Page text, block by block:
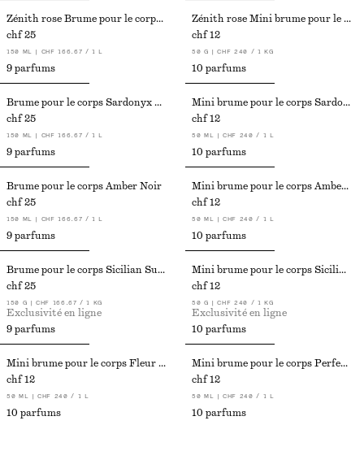
Zénith rose Brume pour le corps Pink Noon
chf 25
150 ML | CHF 166.67 / 1 L
9 parfums
Zénith rose Mini brume pour le corps Pink Noon
chf 12
50 G | CHF 240 / 1 KG
10 parfums
Brume pour le corps Sardonyx Fire
chf 25
150 ML | CHF 166.67 / 1 L
9 parfums
Mini brume pour le corps Sardonyx Fire
chf 12
50 ML | CHF 240 / 1 L
10 parfums
Brume pour le corps Amber Noir​
chf 25
150 ML | CHF 166.67 / 1 L
9 parfums
Mini brume pour le corps Amber Noir​
chf 12
50 ML | CHF 240 / 1 L
10 parfums
Brume pour le corps Sicilian Sunrise
chf 25
150 G | CHF 166.67 / 1 KG
9 parfums
Exclusivité en ligne
Mini brume pour le corps Sicilian Sunrise
chf 12
50 G | CHF 240 / 1 KG
10 parfums
Exclusivité en ligne
Mini brume pour le corps Fleur de Mimosa
chf 12
50 ML | CHF 240 / 1 L
10 parfums
Mini brume pour le corps Perfect Pistachio​
chf 12
50 ML | CHF 240 / 1 L
10 parfums